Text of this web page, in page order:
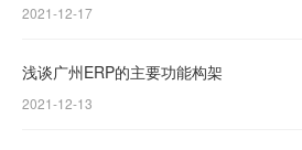
2021-12-17
浅谈广州ERP的主要功能构架
2021-12-13